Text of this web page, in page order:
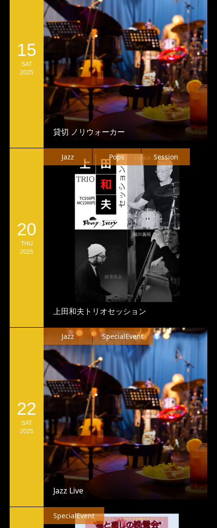
15
SAT
2025
貸切 ノリウォーカー
20
THU
2025
上田和夫トリオセッション
Jazz Pops Session
22
SAT
2025
Jazz Live
Jazz SpecialEvent
SpecialEvent